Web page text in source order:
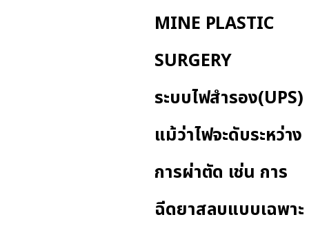
MINE PLASTIC
SURGERY
ระบบไฟสำรอง(UPS)
แม้ว่าไฟจะดับระหว่าง
การผ่าตัด เช่น การ
ฉีดยาสลบแบบเฉพาะ